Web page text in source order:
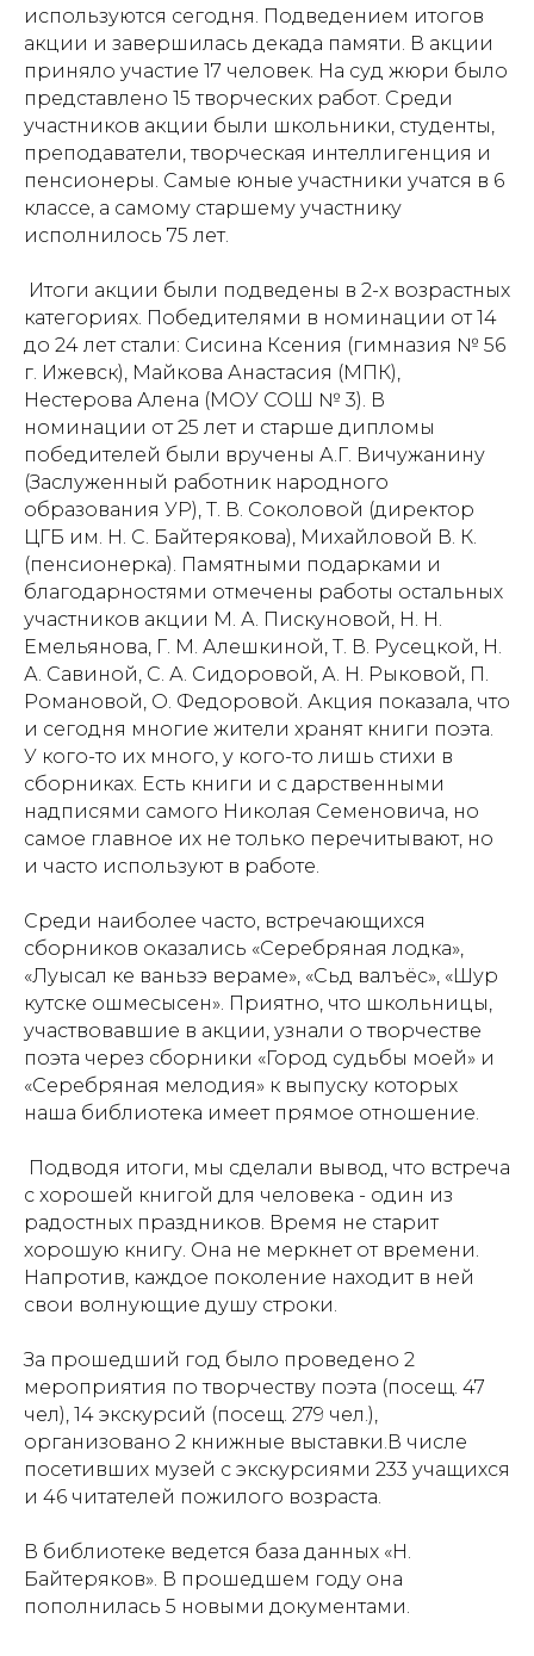
используются сегодня. Подведением итогов
акции и завершилась декада памяти. В акции
приняло участие 17 человек. На суд жюри было
представлено 15 творческих работ. Среди
участников акции были школьники, студенты,
преподаватели, творческая интеллигенция и
пенсионеры. Самые юные участники учатся в 6
классе, а самому старшему участнику
исполнилось 75 лет.
Итоги акции были подведены в 2-х возрастных
категориях. Победителями в номинации от 14
до 24 лет стали: Сисина Ксения (гимназия № 56
г. Ижевск), Майкова Анастасия (МПК),
Нестерова Алена (МОУ СОШ № 3). В
номинации от 25 лет и старше дипломы
победителей были вручены А.Г. Вичужанину
(Заслуженный работник народного
образования УР), Т. В. Соколовой (директор
ЦГБ им. Н. С. Байтерякова), Михайловой В. К.
(пенсионерка). Памятными подарками и
благодарностями отмечены работы остальных
участников акции М. А. Пискуновой, Н. Н.
Емельянова, Г. М. Алешкиной, Т. В. Русецкой, Н.
А. Савиной, С. А. Сидоровой, А. Н. Рыковой, П.
Романовой, О. Федоровой. Акция показала, что
и сегодня многие жители хранят книги поэта.
У кого-то их много, у кого-то лишь стихи в
сборниках. Есть книги и с дарственными
надписями самого Николая Семеновича, но
самое главное их не только перечитывают, но
и часто используют в работе.
Среди наиболее часто, встречающихся
сборников оказались «Серебряная лодка»,
«Луысал ке ваньзэ вераме», «Сьӧд валъёс», «Шур
кутске ошмесысен». Приятно, что школьницы,
участвовавшие в акции, узнали о творчестве
поэта через сборники «Город судьбы моей» и
«Серебряная мелодия» к выпуску которых
наша библиотека имеет прямое отношение.
Подводя итоги, мы сделали вывод, что встреча
с хорошей книгой для человека - один из
радостных праздников. Время не старит
хорошую книгу. Она не меркнет от времени.
Напротив, каждое поколение находит в ней
свои волнующие душу строки.
За прошедший год было проведено 2
мероприятия по творчеству поэта (посещ. 47
чел), 14 экскурсий (посещ. 279 чел.),
организовано 2 книжные выставки.В числе
посетивших музей с экскурсиями 233 учащихся
и 46 читателей пожилого возраста.
В библиотеке ведется база данных «Н.
Байтеряков». В прошедшем году она
пополнилась 5 новыми документами.